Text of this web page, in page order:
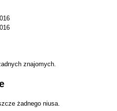
znajomych.
żadnego niusa.